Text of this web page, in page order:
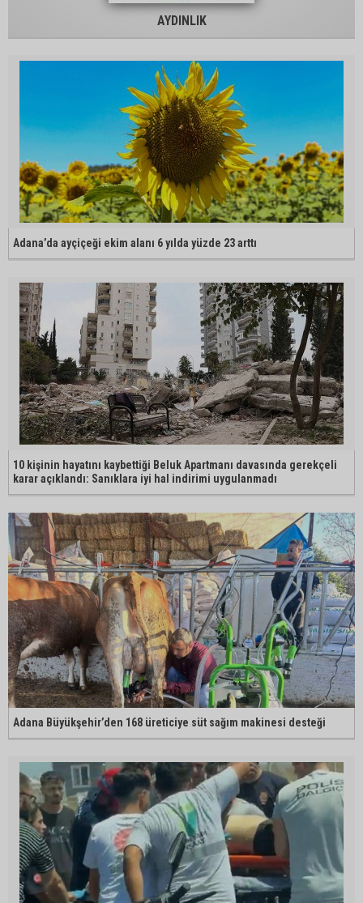
AYDINLIK
Adana’da ayçiçeği ekim alanı 6 yılda yüzde 23 arttı
10 kişinin hayatını kaybettiği Beluk Apartmanı davasında gerekçeli
karar açıklandı: Sanıklara iyi hal indirimi uygulanmadı
Adana Büyükşehir’den 168 üreticiye süt sağım makinesi desteği